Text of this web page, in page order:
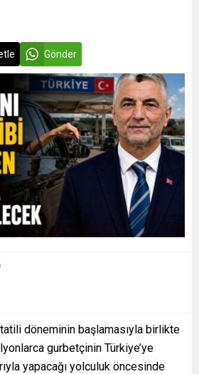
Gönder
döneminin başlamasıyla birlikte
gurbetçinin Türkiye’ye
yapacağı yolculuk öncesinde